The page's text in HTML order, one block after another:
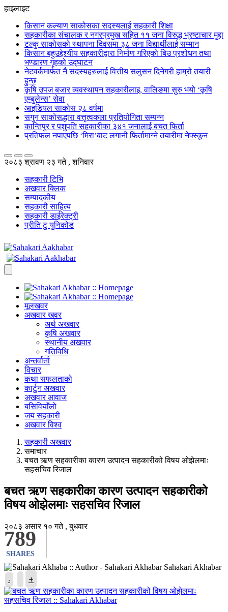
हाइलाइट
किसान कल्याण साकोसका सदस्यलाई सहकारी शिक्षा
सहकारीका संचालक र नगरप्रमुख सहित ११ जना विरुद्ध भ्रष्टाचार मुद्दा
टल्कु साकोसको स्थापना दिवसमा ३८ जना विद्यार्थीलाई सम्मान
किसान बहुउद्देश्यीय सहकारीद्वारा निर्माण गरिएको बिउ प्रशोधन तथा
भण्डारण गृहको उद्घाटन
नेटवर्कमार्फत नै सदस्यहरुलाई वित्तीय सलुसन दिनेगरी हाम्रो तयारी
हुन्छ
कृषि उपज बजार व्यवस्थापन सहकारीलाइ, वालिङमा सुरु भयो ‘कृषि
एम्बुलेन्स’ सेवा
आइडियल साकोस २८ वर्षमा
सगुन साकोसद्धारा वत्तृत्वकला प्रतियोगिता सम्पन्न
कान्तिपुर र पशुपति सहकारीका ३४१ जनालाई बचत फिर्ता
प्रतिफल नपाएपछि ‘मिरा’बाट लगानी फिर्तामाग्ने तयारीमा नेफ्स्कून
२०८३ श्रावण २३ गते , शनिवार
सहकारी टिभि
अखवार क्लिक
सम्पादकीय
सहकारी साहित्य
सहकारी डाईरेक्ट्री
प्रीति टु युनिकोड
मूलखवर
अखवार खवर
अर्थ अखवार
कृषि अखवार
स्थानीय अखवार
गतिविधि
अन्तर्वार्ता
विचार
कथा सफलताको
कार्टुन अखवार
अखवार आवाज
बसिवियाँलो
जय सहकारी
अखवार विश्व
सहकारी अखवार
समाचार
बचत ऋण सहकारीका कारण उत्पादन सहकारीको विषय ओझेलमाः
सहसचिव रिजाल
बचत ऋण सहकारीका कारण उत्पादन सहकारीको
विषय ओझेलमाः सहसचिव रिजाल
789
SHARES
२०८३ असार १० गते , बुधवार
Sahakari Akhabar
- +